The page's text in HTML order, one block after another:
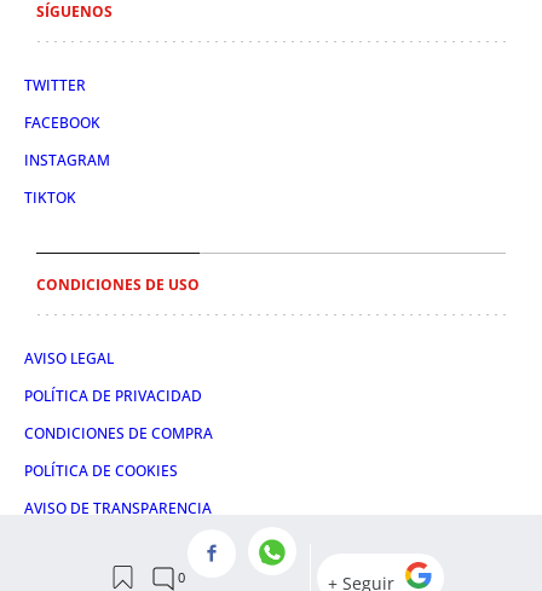
SÍGUENOS
TWITTER
FACEBOOK
INSTAGRAM
TIKTOK
CONDICIONES DE USO
AVISO LEGAL
POLÍTICA DE PRIVACIDAD
CONDICIONES DE COMPRA
POLÍTICA DE COOKIES
AVISO DE TRANSPARENCIA